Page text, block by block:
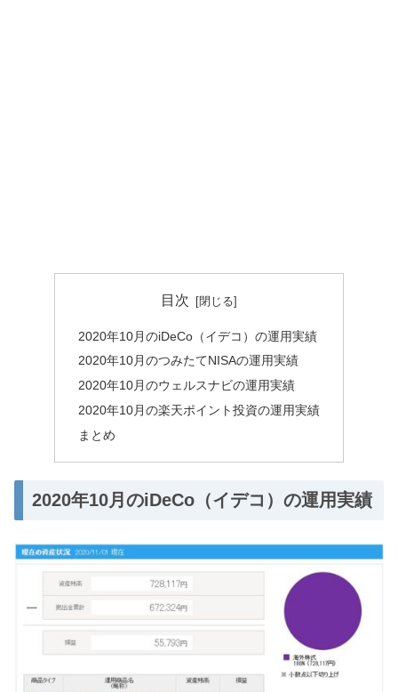
目次
2020年10月のiDeCo（イデコ）の運用実績
2020年10月のつみたてNISAの運用実績
2020年10月のウェルスナビの運用実績
2020年10月の楽天ポイント投資の運用実績
まとめ
2020年10月のiDeCo（イデコ）の運用実績